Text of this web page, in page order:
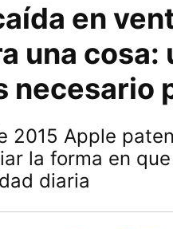
en
una
necesario
2015 Apple
la forma en
diaria